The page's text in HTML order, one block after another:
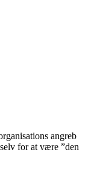
angreb
for at være ”den